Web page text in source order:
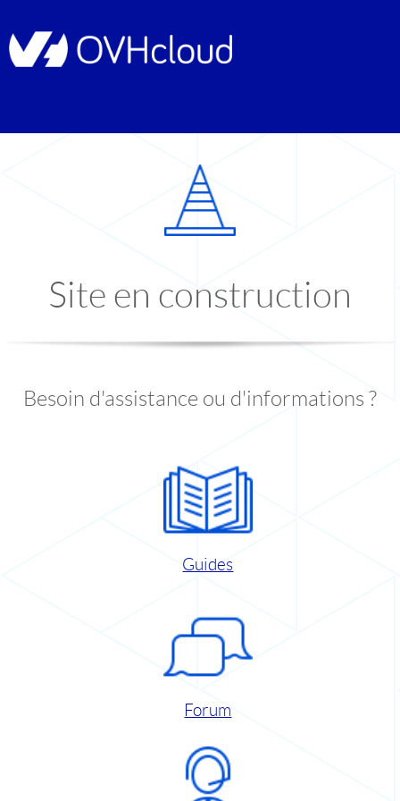
Site en construction
Besoin d'assistance ou d'informations ?
Guides
Forum